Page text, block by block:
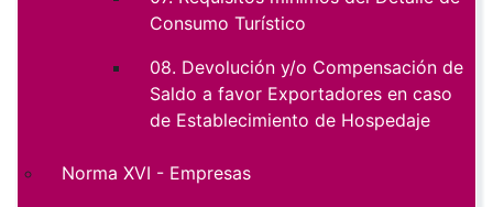
Consumo Turístico
08. Devolución y/o Compensación de
Saldo a favor Exportadores en caso
de Establecimiento de Hospedaje
Norma XVI - Empresas